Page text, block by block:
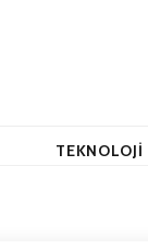
TEKNOLOJI